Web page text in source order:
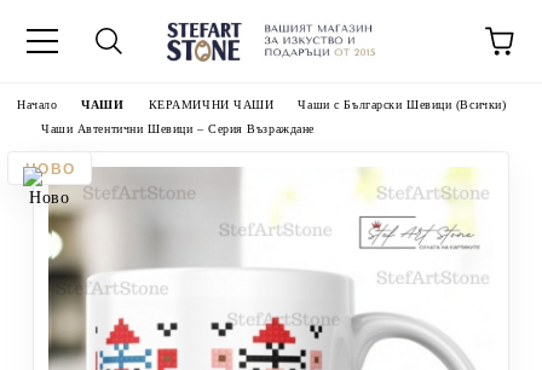
Начало ЧАШИ КЕРАМИЧНИ ЧАШИ
Чаши с Български Шевици (Всички)
Чаши Автентични Шевици – Серия Възраждане